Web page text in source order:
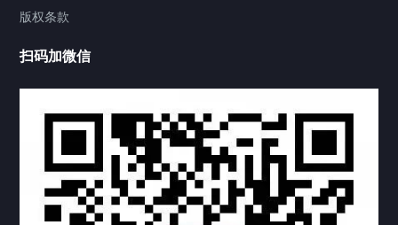
热门标签 TAG
机构链接
联系方式 关于我们
版权条款
扫码加微信